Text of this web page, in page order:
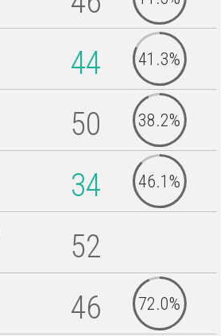
44 41.3%
50 38.2%
34 46.1%
52
46 72.0%